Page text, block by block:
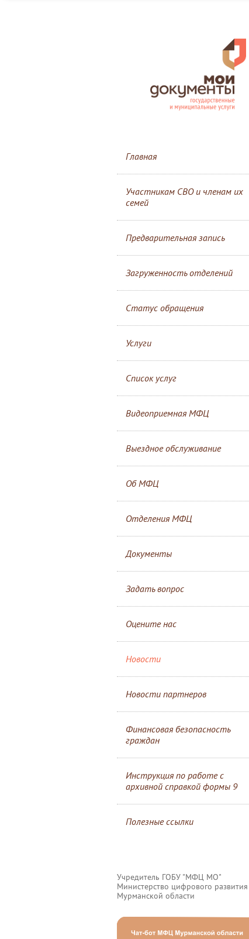
Главная
Участникам СВО и членам их
семей
Предварительная запись
Загруженность отделений
Статус обращения
Услуги
Список услуг
Видеоприемная МФЦ
Выездное обслуживание
Об МФЦ
Отделения МФЦ
Документы
Задать вопрос
Оцените нас
Новости
Новости партнеров
Финансовая безопасность
граждан
Инструкция по работе с
архивной справкой формы 9
Полезные ссылки
Учредитель ГОБУ "МФЦ МО"
Министерство цифрового развития
Мурманской области